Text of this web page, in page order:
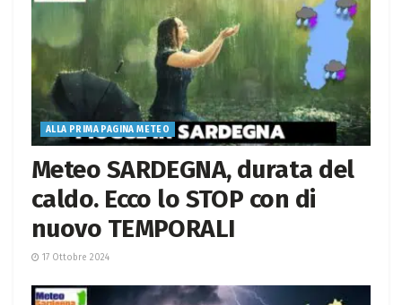
ALLA PRIMA PAGINA METEO
Meteo SARDEGNA, durata del
caldo. Ecco lo STOP con di
nuovo TEMPORALI
17 Ottobre 2024